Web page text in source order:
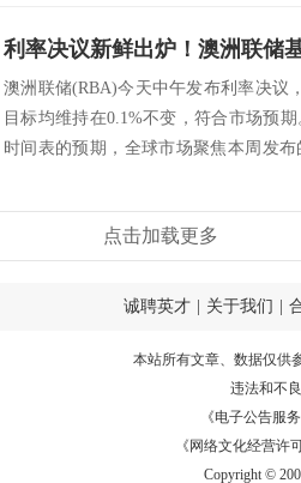
澳洲联储(RBA)今天中午发布利率决议
目标均维持在0.1%不变，符合市场预
时间表的预期，全球市场聚焦本周发
点击加载更多
诚聘英才 关于我们
本站所有文章、数据仅供
违法和不
《电子公告服务
《网络文化经营许
Copyright ©